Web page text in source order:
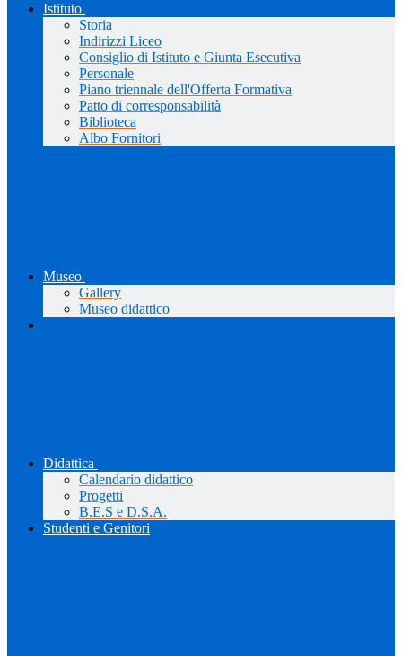
Istituto
Storia
Indirizzi Liceo
Consiglio di Istituto e Giunta Esecutiva
Personale
Piano triennale dell'Offerta Formativa
Patto di corresponsabilità
Biblioteca
Albo Fornitori
Museo
Gallery
Museo didattico
Didattica
Calendario didattico
Progetti
B.E.S e D.S.A.
Studenti e Genitori